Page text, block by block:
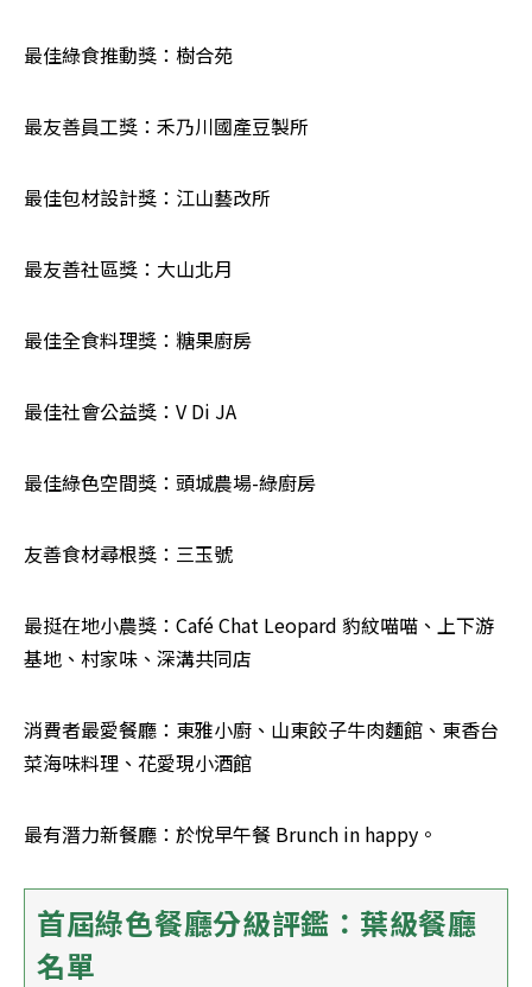
最佳綠食推動獎：樹合苑
最友善員工獎：禾乃川國產豆製所
最佳包材設計獎：江山藝改所
最友善社區獎：大山北月
最佳全食料理獎：糖果廚房
最佳社會公益獎：V Di JA
最佳綠色空間獎：頭城農場-綠廚房
友善食材尋根獎：三玉號
最挺在地小農獎：Café Chat Leopard 豹紋喵喵、上下游
基地、村家味、深溝共同店
消費者最愛餐廳：東雅小廚、山東餃子牛肉麵館、東香台
菜海味料理、花愛現小酒館
最有潛力新餐廳：於悅早午餐 Brunch in happy。
首屆綠色餐廳分級評鑑：葉級餐廳
名單